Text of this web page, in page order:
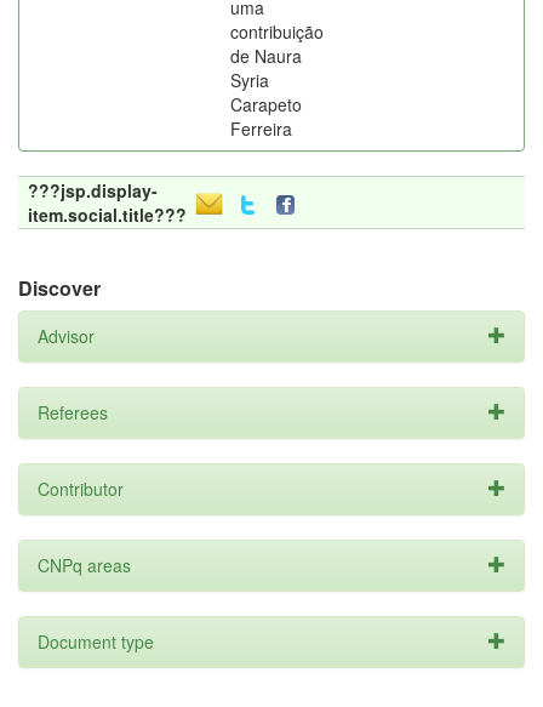
uma
contribuição
de Naura
Syria
Carapeto
Ferreira
???jsp.display-
item.social.title???
Discover
Advisor
Referees
Contributor
CNPq areas
Document type